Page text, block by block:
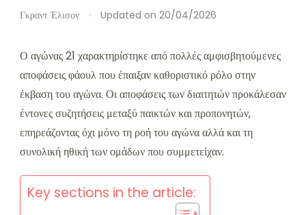
Γκραντ Έλισον Updated on 20/04/2026
Ο αγώνας 21 χαρακτηρίστηκε από πολλές αμφισβητούμενες
αποφάσεις φάουλ που έπαιξαν καθοριστικό ρόλο στην
έκβαση του αγώνα. Οι αποφάσεις των διαιτητών προκάλεσαν
έντονες συζητήσεις μεταξύ παικτών και προπονητών,
επηρεάζοντας όχι μόνο τη ροή του αγώνα αλλά και τη
συνολική ηθική των ομάδων που συμμετείχαν.
Key sections in the article: